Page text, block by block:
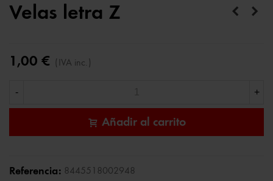
Velas letra Z
1,00 € (IVA inc.)
- +
Añadir al carrito
Referencia: 8445518002948